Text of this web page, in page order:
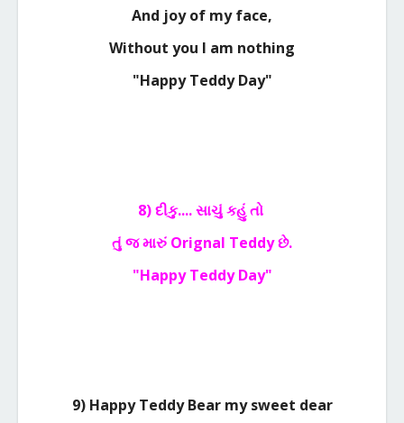
And joy of my face,
Without you I am nothing
"Happy Teddy Day"
8) દીકુ.... સાચું કહું તો
તું જ મારું Orignal Teddyછે.
"Happy Teddy Day"
9) Happy Teddy Bear my sweet dear